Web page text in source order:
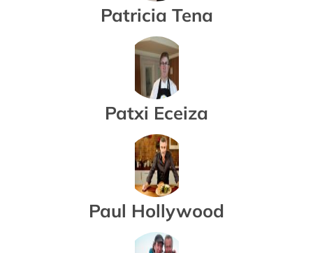
Patricia Tena
Patxi Eceiza
Paul Hollywood